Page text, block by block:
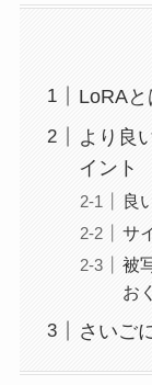
LoRAと
より良
イント
良
サ
被
おく
さいご